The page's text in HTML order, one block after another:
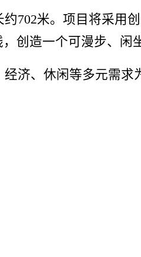
702米。项目将采用
创造一个可漫步、闲
济、休闲等多元需